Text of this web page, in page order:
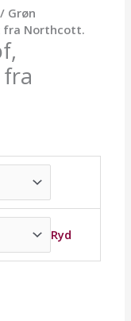
/ Grøn
fra Northcott.
Ryd